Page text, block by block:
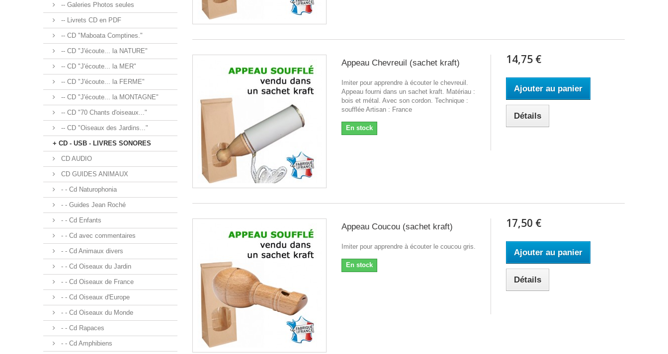
-- Galeries Photos seules
-- Livrets CD en PDF
-- CD "Maboata Comptines."
-- CD "J'écoute... la NATURE"
-- CD "J'écoute... la MER"
-- CD "J'écoute... la FERME"
-- CD "J'écoute... la MONTAGNE"
-- CD "70 Chants d'oiseaux..."
-- CD "Oiseaux des Jardins..."
+ CD - USB - LIVRES SONORES
CD AUDIO
CD GUIDES ANIMAUX
- - Cd Naturophonia
- - Guides Jean Roché
- - Cd Enfants
- - Cd avec commentaires
- - Cd Animaux divers
- - Cd Oiseaux du Jardin
- - Cd Oiseaux de France
- - Cd Oiseaux d'Europe
- - Cd Oiseaux du Monde
- - Cd Rapaces
- - Cd Amphibiens
Appeau Chevreuil (sachet kraft)
Imiter pour apprendre à écouter le chevreuil.
Appeau fourni dans un sachet kraft. Matériau :
bois et métal. Avec son cordon. Technique :
soufflée Artisan : France
En stock
14,75 €
Ajouter au panier
Détails
Appeau Coucou (sachet kraft)
Imiter pour apprendre à écouter le coucou gris.
En stock
17,50 €
Ajouter au panier
Détails